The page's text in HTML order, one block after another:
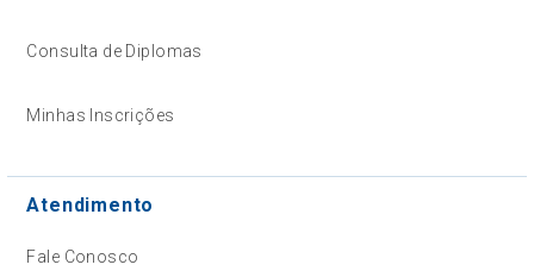
Consulta de Diplomas
Minhas Inscrições
Atendimento
Fale Conosco